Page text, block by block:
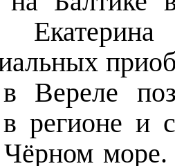
Вереле
регионе и